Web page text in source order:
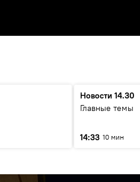
Новости 14.30
Главные темы
14:33 10 мин